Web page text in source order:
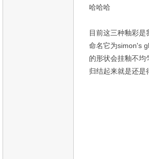
哈哈哈
目前这三种釉彩
命名它为simon's
的形状会挂釉不均
归结起来就是还是